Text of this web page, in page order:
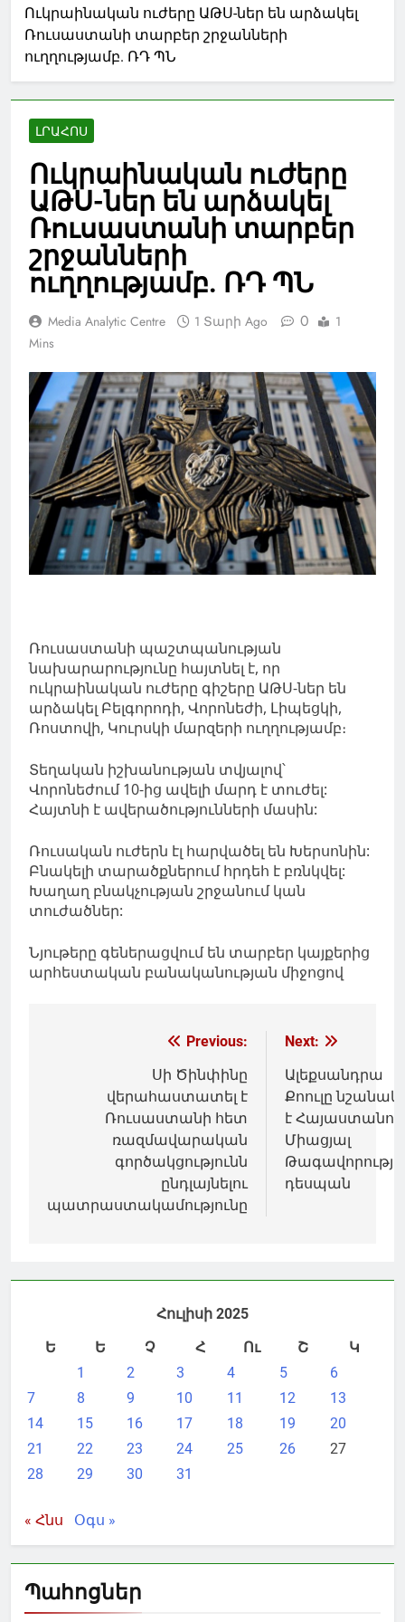
Ուկրաինական ուժերը ԱԹՍ-ներ են արձակել
Ռուսաստանի տարբեր շրջանների
ուղղությամբ. ՌԴ ՊՆ
ԼՐԱՀՈՍ
Ուկրաինական ուժերը
ԱԹՍ-ներ են արձակել
Ռուսաստանի տարբեր
շրջանների
ուղղությամբ. ՌԴ ՊՆ
Media Analytic Centre 1 Տարի Ago 0
1
Mins
Ռուսաստանի պաշտպանության
նախարարությունը հայտնել է, որ
ուկրաինական ուժերը գիշերը ԱԹՍ-ներ են
արձակել Բելգորոդի, Վորոնեժի, Լիպեցկի,
Ռոստովի, Կուրսկի մարզերի ուղղությամբ։
Տեղական իշխանության տվյալով՝
Վորոնեժում 10-ից ավելի մարդ է տուժել:
Հայտնի է ավերածությունների մասին:
Ռուսական ուժերն էլ հարվածել են Խերսոնին:
Բնակելի տարածքներում հրդեհ է բռնկվել:
Խաղաղ բնակչության շրջանում կան
տուժածներ:
Նյութերը գեներացվում են տարբեր կայքերից
արհեստական բանականության միջոցով
Գրառումների
նավարկումը
Previous:
Սի Ծինփինը
վերահաստատել է
Ռուսաստանի հետ
ռազմավարական
գործակցությունն
ընդլայնելու
պատրաստակամությունը
Next:
Ալեքսանդրա
Քոուլը
է
Միացյալ
դեսպան
Հուլիսի 2025
Ե
Ե Չ Հ Ու Շ
Կ
1
2 3 4 5
6
7
8 9 10 11 12
13
14
15 16 17 18 19
20
21
22 23 24 25 26
27
28
29 30 31
« Հնս Օգս »
Պահոցներ